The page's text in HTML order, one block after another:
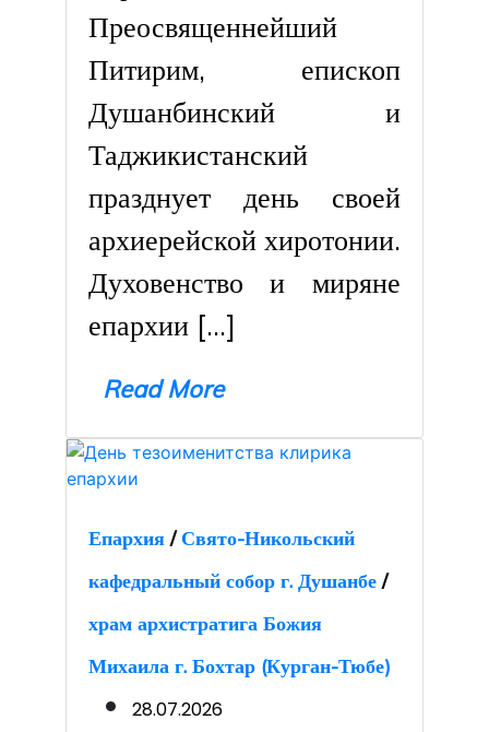
Преосвященнейший
Питирим, епископ
Душанбинский и
Таджикистанский
празднует день своей
архиерейской хиротонии.
Духовенство и миряне
епархии […]
Read More
Епархия/Свято-Никольский
кафедральный собор г. Душанбе/
храм архистратига Божия
Михаила г. Бохтар (Курган-Тюбе)
28.07.2026